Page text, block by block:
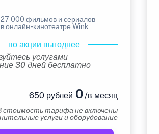
27 000 фильмов и сериалов
в онлайн-кинотеатре Wink
по акции выгоднее
услугами
30 дней бесплатно
650 рублей0/в месяц
стоимость тарифа не включены
услуги и оборудование